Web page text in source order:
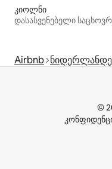
კიოლნი
Airbnb
©